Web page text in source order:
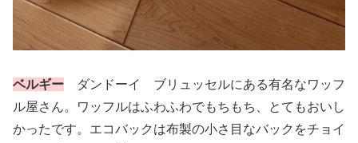
ベルギー ダンドーイ ブリュッセルにある有名なワッフ
ル屋さん。ワッフルはふわふわでもちもち、とてもおいし
かったです。エコバックは布製の小さ目なバックをチョイ